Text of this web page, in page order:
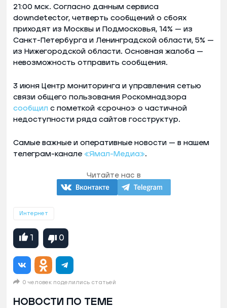
21:00 мск. Согласно данным сервиса
downdetector, четверть сообщений о сбоях
приходят из Москвы и Подмосковья, 14% — из
Санкт-Петербурга и Ленинградской области, 5% —
из Нижегородской области. Основная жалоба —
невозможность отправить сообщения.
3 июня Центр мониторинга и управления сетью
связи общего пользования Роскомнадзора
сообщил с пометкой «срочно» о частичной
недоступности ряда сайтов госструктур.
Самые важные и оперативные новости — в нашем
телеграм-канале «Ямал-Медиа».
Читайте нас в
Интернет
1 0
0 человек поделились статьей
НОВОСТИ ПО ТЕМЕ